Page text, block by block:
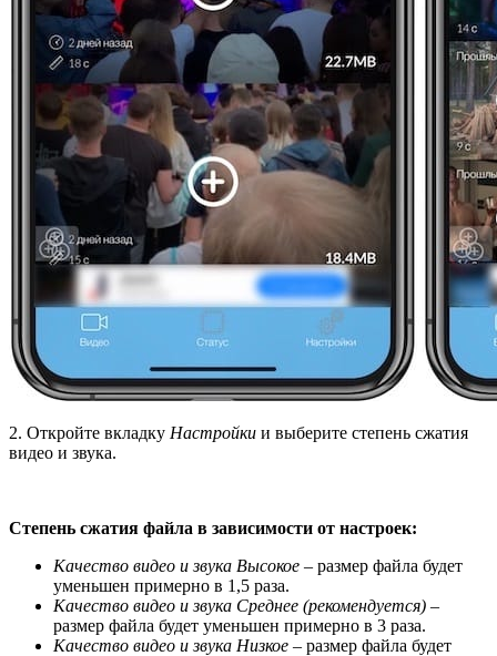
2. Откройте вкладку Настройки и выберите степень сжатия
видео и звука.
Степень сжатия файла в зависимости от настроек:
Качество видео и звука Высокое – размер файла будет
уменьшен примерно в 1,5 раза.
Качество видео и звука Среднее (рекомендуется) –
размер файла будет уменьшен примерно в 3 раза.
Качество видео и звука Низкое – размер файла будет